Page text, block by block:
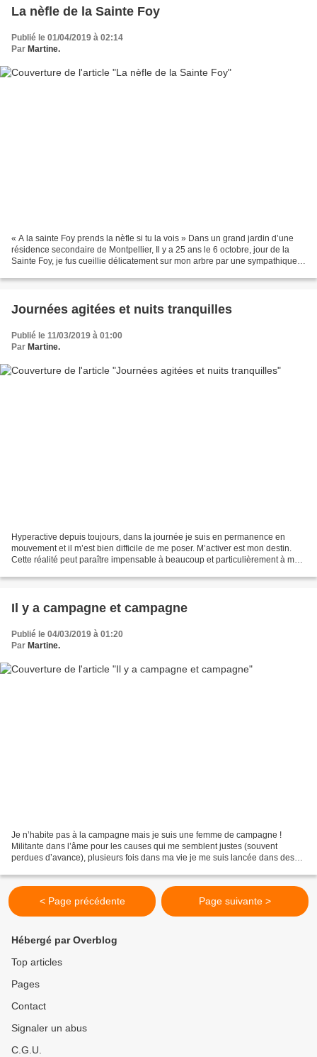
La nèfle de la Sainte Foy
Publié le 01/04/2019 à 02:14
Par Martine.
« A la sainte Foy prends la nèfle si tu la vois » Dans un grand jardin d’une
résidence secondaire de Montpellier, Il y a 25 ans le 6 octobre, jour de la
Sainte Foy, je fus cueillie délicatement sur mon arbre par une sympathique
Journées agitées et nuits tranquilles
Publié le 11/03/2019 à 01:00
Par Martine.
Hyperactive depuis toujours, dans la journée je suis en permanence en
mouvement et il m’est bien difficile de me poser. M’activer est mon destin.
Cette réalité peut paraître impensable à beaucoup et particulièrement à mon
Il y a campagne et campagne
Publié le 04/03/2019 à 01:20
Par Martine.
Je n’habite pas à la campagne mais je suis une femme de campagne !
Militante dans l’âme pour les causes qui me semblent justes (souvent
perdues d’avance), plusieurs fois dans ma vie je me suis lancée dans des
< Page précédente Page suivante >
Hébergé par Overblog
Top articles
Pages
Contact
Signaler un abus
C.G.U.